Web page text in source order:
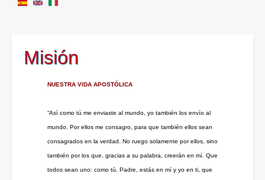
Misión
NUESTRA VIDA APOSTÓLICA
“Así como tú me enviaste al mundo, yo también los envío al
mundo. Por ellos me consagro, para que también ellos sean
consagrados en la verdad. No ruego solamente por ellos, sino
también por los que, gracias a su palabra, creerán en mí. Que
todos sean uno: como tú, Padre, estás en mí y yo en ti, que